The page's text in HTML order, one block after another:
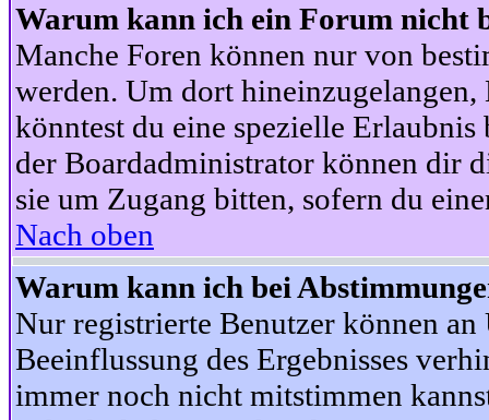
Warum kann ich ein Forum nicht
Manche Foren können nur von
werden. Um dort hineinzugelangen,
könntest du eine spezielle
der Boardadministrator können dir
sie um Zugang bitten, sofern du
Nach oben
Warum kann ich bei
Nur registrierte Benutzer können
Beeinflussung des Ergebnisses
immer noch nicht mitstimmen